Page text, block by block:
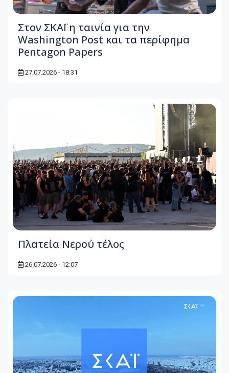
Στον ΣΚΑΪ η ταινία για την
Washington Post και τα περίφημα
Pentagon Papers
27.07.2026 - 18:31
Πλατεία Νερού τέλος
26.07.2026 - 12:07